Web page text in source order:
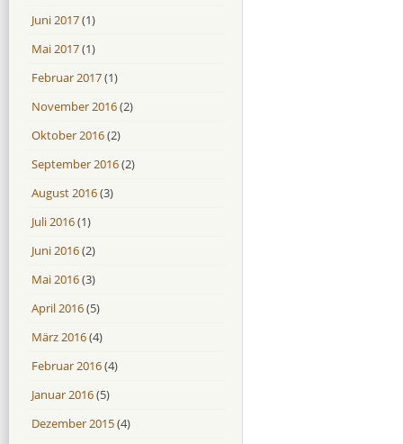
Juni 2017(1)
Mai 2017(1)
Februar 2017(1)
November 2016(2)
Oktober 2016(2)
September 2016(2)
August 2016(3)
Juli 2016(1)
Juni 2016(2)
Mai 2016(3)
April 2016(5)
März 2016(4)
Februar 2016(4)
Januar 2016(5)
Dezember 2015(4)